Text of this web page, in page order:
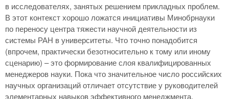
в исследователях, занятых решением прикладных проблем.
В этот контекст хорошо ложатся инициативы Минобрнауки
по переносу центра тяжести научной деятельности из
системы РАН в университеты. Что точно понадобится
(впрочем, практически безотносительно к тому или иному
сценарию) – это формирование слоя квалифицированных
менеджеров науки. Пока что значительное число российских
научных организаций отличает отсутствие у руководителей
элементарных навыков эффективного менеджмента,